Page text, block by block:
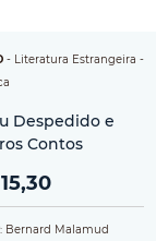
- Literatura Estrangeira -
Despedido e
Contos
: Bernard Malamud